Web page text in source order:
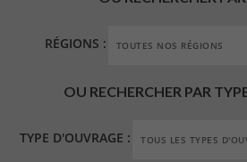
RÉGIONS :
OU RECHERCHER PAR
TYPE D'OUVRAGE :